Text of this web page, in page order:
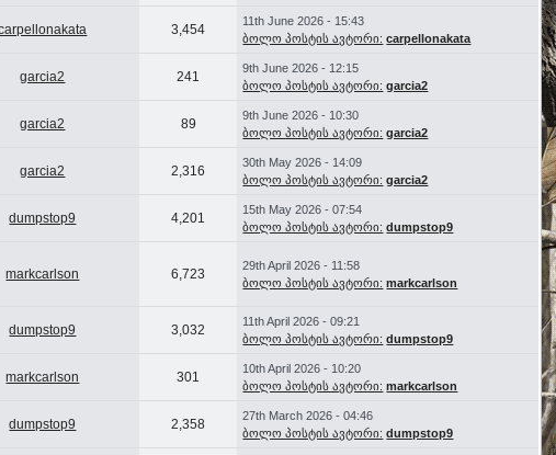
3,454
11th June 2026 - 15:43
ბოლო პოსტის ავტორი: carpellonakata
garcia2 241
9th June 2026 - 12:15
ბოლო პოსტის ავტორი: garcia2
garcia2 89
9th June 2026 - 10:30
ბოლო პოსტის ავტორი: garcia2
garcia2 2,316
30th May 2026 - 14:09
ბოლო პოსტის ავტორი: garcia2
dumpstop9 4,201
15th May 2026 - 07:54
ბოლო პოსტის ავტორი: dumpstop9
markcarlson 6,723
29th April 2026 - 11:58
ბოლო პოსტის ავტორი: markcarlson
dumpstop9 3,032
11th April 2026 - 09:21
ბოლო პოსტის ავტორი: dumpstop9
markcarlson 301
10th April 2026 - 10:20
ბოლო პოსტის ავტორი: markcarlson
dumpstop9 2,358
27th March 2026 - 04:46
ბოლო პოსტის ავტორი: dumpstop9